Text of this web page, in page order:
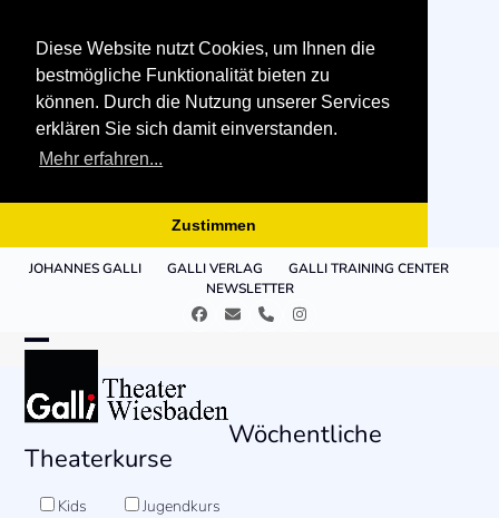
Diese Website nutzt Cookies, um Ihnen die
bestmögliche Funktionalität bieten zu
können. Durch die Nutzung unserer Services
erklären Sie sich damit einverstanden.
Mehr erfahren...
Zustimmen
JOHANNES GALLI GALLI VERLAG
GALLI TRAINING CENTER
NEWSLETTER
Facebook
E- TelefonInstagram
mobile
mobile
Wöchentliche
Theaterkurse
Kids Jugendkurs